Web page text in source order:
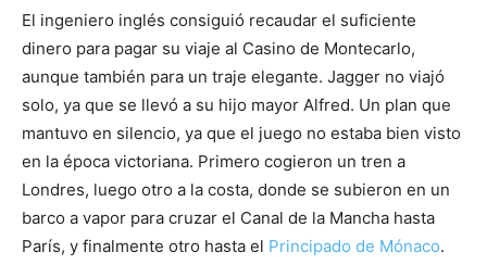
El ingeniero inglés consiguió recaudar el suficiente
dinero para pagar su viaje al Casino de Montecarlo,
aunque también para un traje elegante. Jagger no viajó
solo, ya que se llevó a su hijo mayor Alfred. Un plan que
mantuvo en silencio, ya que el juego no estaba bien visto
en la época victoriana. Primero cogieron un tren a
Londres, luego otro a la costa, donde se subieron en un
barco a vapor para cruzar el Canal de la Mancha hasta
París, y finalmente otro hasta el Principado de Mónaco.